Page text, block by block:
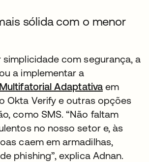
sólida com o menor
simplicidade com segurança, a
a implementar a
Adaptativaem
Okta Verify e outras opções
como SMS. “Não faltam
no nosso setor e, às
caem em armadilhas,
phishing”, explica Adnan.